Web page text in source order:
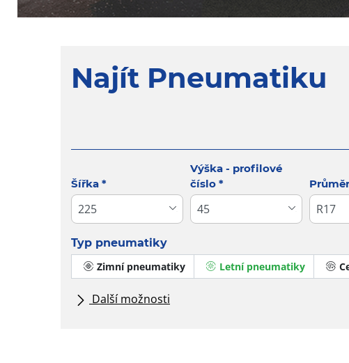
Najít Pneumatiku
Tab updated: Vyhledávání podle rozměrů
Šířka *
Výška - profilové
číslo * Průměr
Typ pneumatiky
Zimní pneumatiky
Letní pneumatiky
Další možnosti